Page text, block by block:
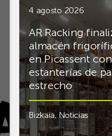
4 agosto 2026
AR Racking
almacén
en Picassent con
estanterías de
estrecho
Bizkaia,Noticias